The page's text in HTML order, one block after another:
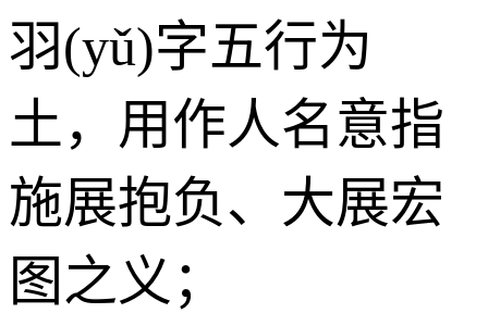
羽(yǔ)字五行为
土，用作人名意指
施展抱负、大展宏
图之义；